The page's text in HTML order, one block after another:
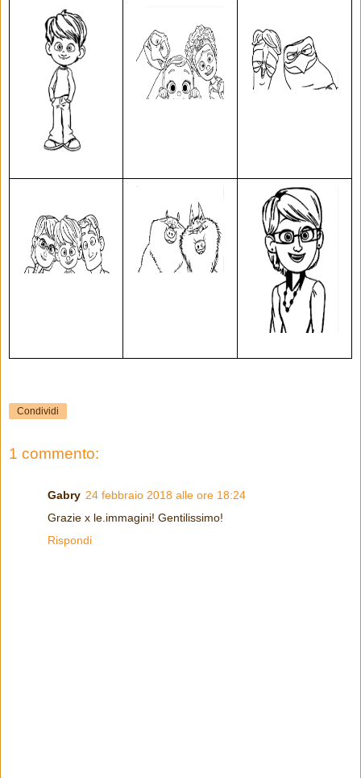
Condividi
1 commento:
Gabry 24 febbraio 2018 alle ore 18:24
Grazie x le.immagini! Gentilissimo!
Rispondi